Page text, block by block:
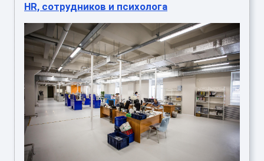
HR, сотрудников и психолога